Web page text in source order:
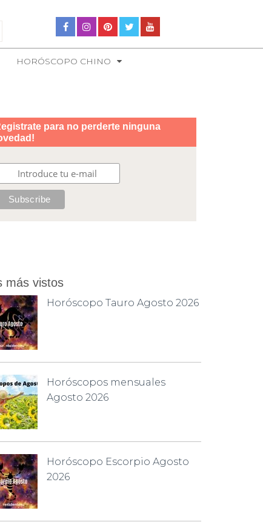
HORÓSCOPO CHINO
más vistos
Horóscopo Tauro Agosto 2026
Horóscopos mensuales
Agosto 2026
Horóscopo Escorpio Agosto
2026